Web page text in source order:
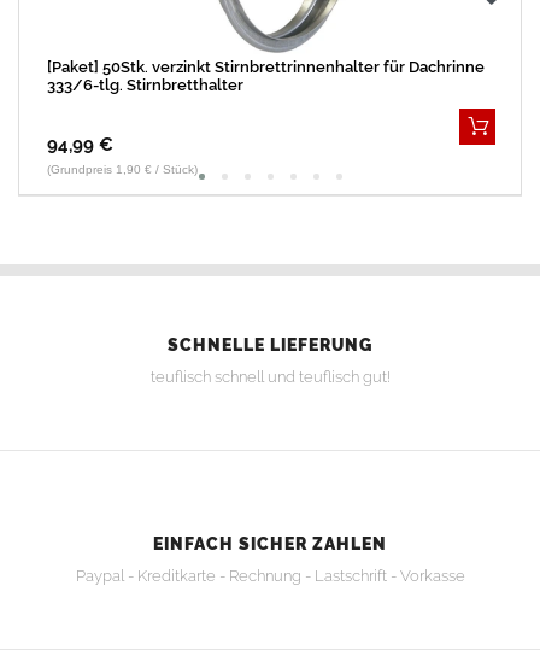
[Paket] 50Stk. verzinkt Stirnbrettrinnenhalter für Dachrinne
333/6-tlg. Stirnbretthalter
94,99 €
(Grundpreis 1,90 € / Stück)
SCHNELLE LIEFERUNG
teuflisch schnell und teuflisch gut!
EINFACH SICHER ZAHLEN
Paypal - Kreditkarte - Rechnung - Lastschrift - Vorkasse